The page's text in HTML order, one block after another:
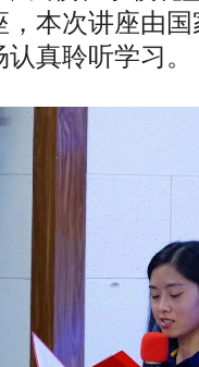
本次讲座由
真聆听学习。